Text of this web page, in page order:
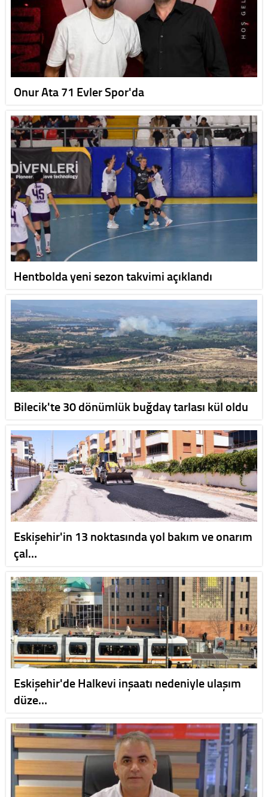
Onur Ata 71 Evler Spor'da
Hentbolda yeni sezon takvimi açıklandı
Bilecik'te 30 dönümlük buğday tarlası kül oldu
Eskişehir'in 13 noktasında yol bakım ve onarım
çal…
Eskişehir'de Halkevi inşaatı nedeniyle ulaşım
düze…